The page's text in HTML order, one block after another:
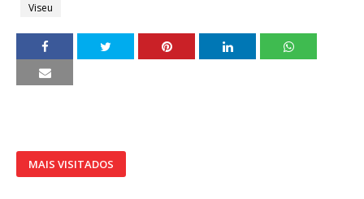
Viseu
MAIS VISITADOS